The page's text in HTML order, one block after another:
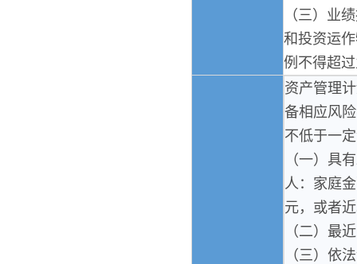
（三）业
和投资运
例不得超
资产管理
备相应风
不低于一
（一）具有
人：家庭
元，或者近
（二）最近
（三）依